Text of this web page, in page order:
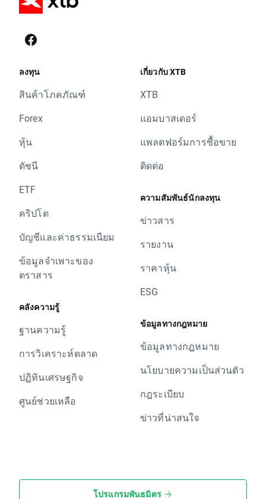
ลงทุน
สินค้าโภคภัณฑ์
Forex
หุ้น
ดัชนี
ETF
คริปโต
บัญชีและค่าธรรมเนียม
ข้อมูลจำเพาะของ
ตราสาร
คลังความรู้
ฐานความรู้
การวิเคราะห์ตลาด
ปฏิทินเศรษฐกิจ
ศูนย์ช่วยเหลือ
เกี่ยวกับ XTB
XTB
แอมบาสเดอร์
แพลตฟอร์มการซื้อขาย
ติดต่อ
ความสัมพันธ์นักลงทุน
ข่าวสาร
รายงาน
ราคาหุ้น
ESG
ข้อมูลทางกฎหมาย
ข้อมูลทางกฎหมาย
นโยบายความเป็นส่วนตัว
กฎระเบียบ
ข่าวที่น่าสนใจ
โปรแกรมพันธมิตร